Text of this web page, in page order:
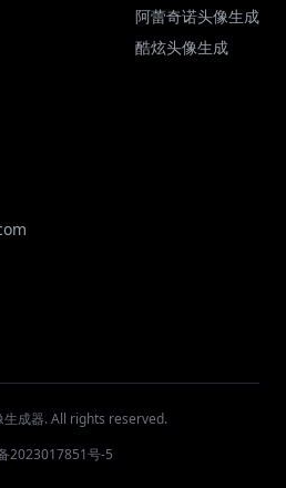
阿蕾奇诺头像生成
酷炫头像生成
成器. All rights reserved.
2023017851号-5